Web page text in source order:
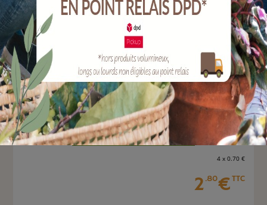
Ref :
QTT2-25
Marque :
SOERGEN Distribution
Quantité :
Unité
-
4 x 0.70€
2.80€TTC